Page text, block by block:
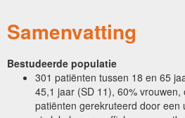
Samenvatting
Bestudeerde populatie
301 patiënten tussen 18 en 65
45,1 jaar (SD 11), 60% vrouwen,
patiënten gerekruteerd door een